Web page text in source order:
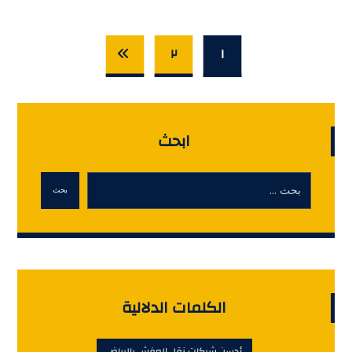
١ ٢
ابحث
بحث
الكلمات الدلالية